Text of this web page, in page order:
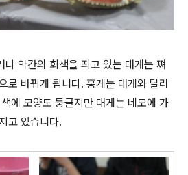
나 약간의 회색을 띄고 있는 대게는 쪄
로 바뀌게 됩니다. 홍게는 대게와 달리
에 모양도 둥글지만 대게는 네모에 가
고 있습니다.